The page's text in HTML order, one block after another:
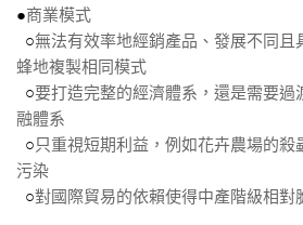
●商業模式
○無法有效率地經銷產品、發展不同且
蜂地複製相同模式
○要打造完整的經濟體系，還是需要過
融體系
○只重視短期利益，例如花卉農場的殺
污染
○對國際貿易的依賴使得中產階級相對